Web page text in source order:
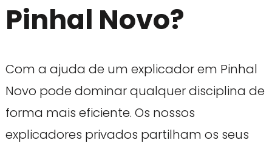
Pinhal Novo?
Com a ajuda de um explicador em Pinhal
Novo pode dominar qualquer disciplina de
forma mais eficiente. Os nossos
explicadores privados partilham os seus